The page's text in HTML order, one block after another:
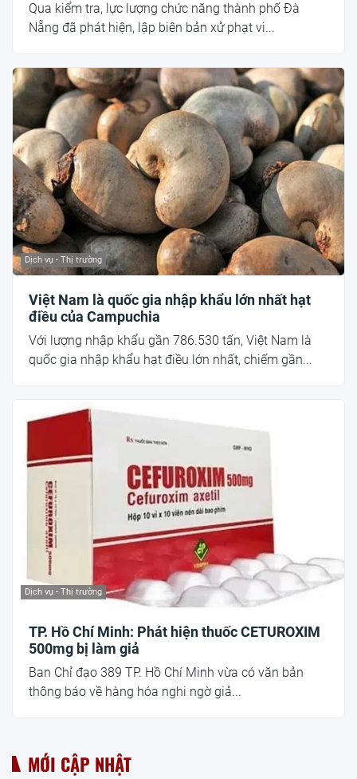
Qua kiểm tra, lực lượng chức năng thành phố Đà
Nẵng đã phát hiện, lập biên bản xử phạt vi...
Dịch vụ - Thị trường
Việt Nam là quốc gia nhập khẩu lớn nhất hạt
điều của Campuchia
Với lượng nhập khẩu gần 786.530 tấn, Việt Nam là
quốc gia nhập khẩu hạt điều lớn nhất, chiếm gần...
Dịch vụ - Thị trường
TP. Hồ Chí Minh: Phát hiện thuốc CETUROXIM
500mg bị làm giả
Ban Chỉ đạo 389 TP. Hồ Chí Minh vừa có văn bản
thông báo về hàng hóa nghi ngờ giả...
MỚI CẬP NHẬT